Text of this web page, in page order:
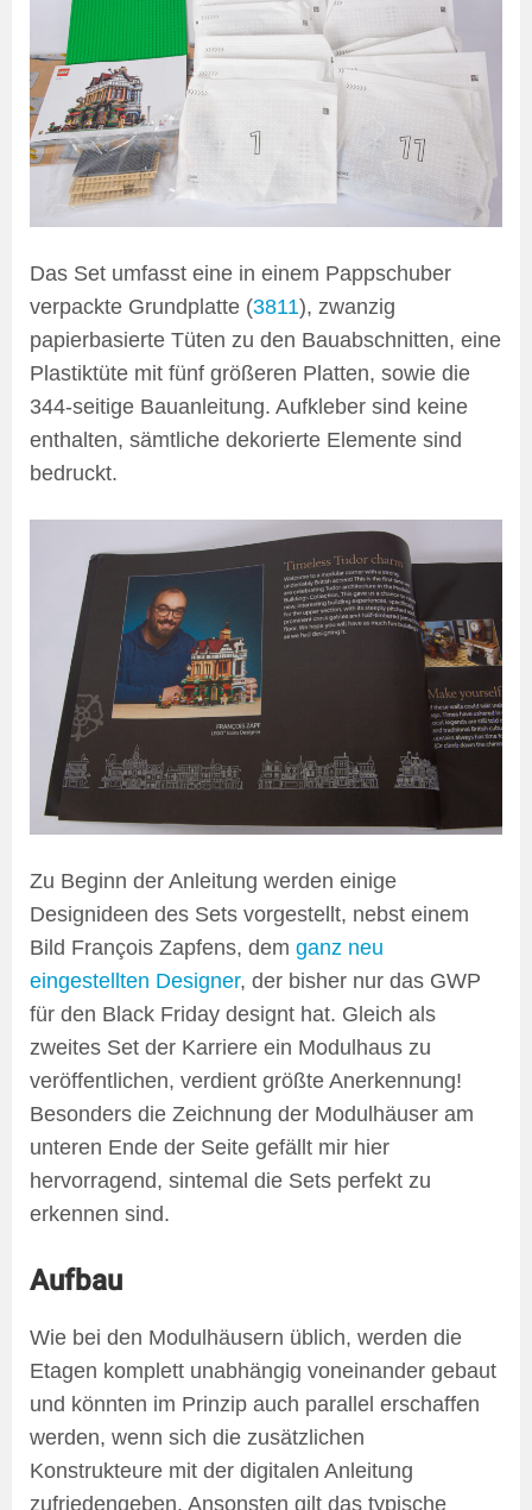
Das Set umfasst eine in einem Pappschuber
verpackte Grundplatte (3811), zwanzig
papierbasierte Tüten zu den Bauabschnitten, eine
Plastiktüte mit fünf größeren Platten, sowie die
344-seitige Bauanleitung. Aufkleber sind keine
enthalten, sämtliche dekorierte Elemente sind
bedruckt.
Zu Beginn der Anleitung werden einige
Designideen des Sets vorgestellt, nebst einem
Bild François Zapfens, dem ganz neu
eingestellten Designer, der bisher nur das GWP
für den Black Friday designt hat. Gleich als
zweites Set der Karriere ein Modulhaus zu
veröffentlichen, verdient größte Anerkennung!
Besonders die Zeichnung der Modulhäuser am
unteren Ende der Seite gefällt mir hier
hervorragend, sintemal die Sets perfekt zu
erkennen sind.
Aufbau
Wie bei den Modulhäusern üblich, werden die
Etagen komplett unabhängig voneinander gebaut
und könnten im Prinzip auch parallel erschaffen
werden, wenn sich die zusätzlichen
Konstrukteure mit der digitalen Anleitung
zufriedengeben. Ansonsten gilt das typische